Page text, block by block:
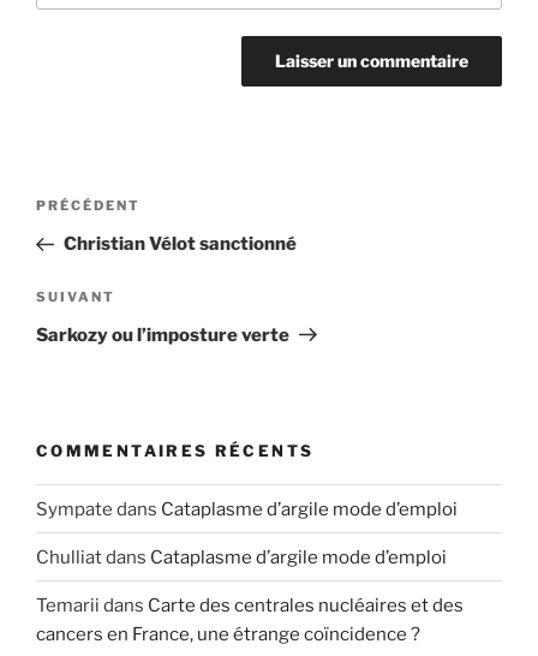
Navigation
l’article
Article
précédent
PRÉCÉDENT
Christian Vélot sanctionné
Article
suivant
SUIVANT
Sarkozy ou l’imposture verte
COMMENTAIRES RÉCENTS
Sympate dans Cataplasme d’argile mode d’emploi
Chulliatdans Cataplasme d’argile mode d’emploi
Temarii dans Carte des centrales nucléaires et des
cancers en France, une étrange coïncidence ?